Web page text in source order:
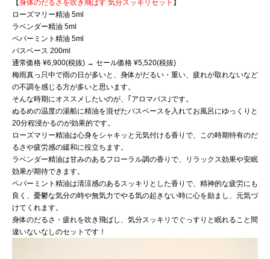
【身体のだるさを吹き飛ばす 気分スッキリセット 】
ローズマリー精油 5ml
ラベンダー精油 5ml
ペパーミント精油 5ml
バスベース 200ml
通常価格 ¥6,900(税抜) → セール価格 ¥5,520(税抜)
梅雨真っ只中で雨の日が多いと、身体がだるい・重い、疲れが取れないなど
の不調を感じる方が多いと思います。
そんな時期にオススメしたいのが、｢アロマバス｣です。
ぬるめの温度の湯船に精油を混ぜたバスベースを入れてお風呂にゆっくりと
20分程浸かるのが効果的です。
ローズマリー精油は心身をシャキッと元気付ける香りで、この時期特有のだ
るさや疲労感の緩和に役立ちます。
ラベンダー精油は甘みのあるフローラル調の香りで、リラックス効果や安眠
効果が期待できます。
ペパーミント精油は清涼感のあるスッキリとした香りで、精神的な疲労にも
良く、憂鬱な気分の時や無気力でやる気の起きない時に心を励まし、元気づ
けてくれます。
身体のだるさ・疲れを吹き飛ばし、気分スッキリでぐっすりと眠れること間
違いないなしのセットです！